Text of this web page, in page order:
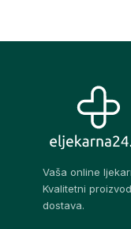
Vaša online
Kvalitetni
dostava.